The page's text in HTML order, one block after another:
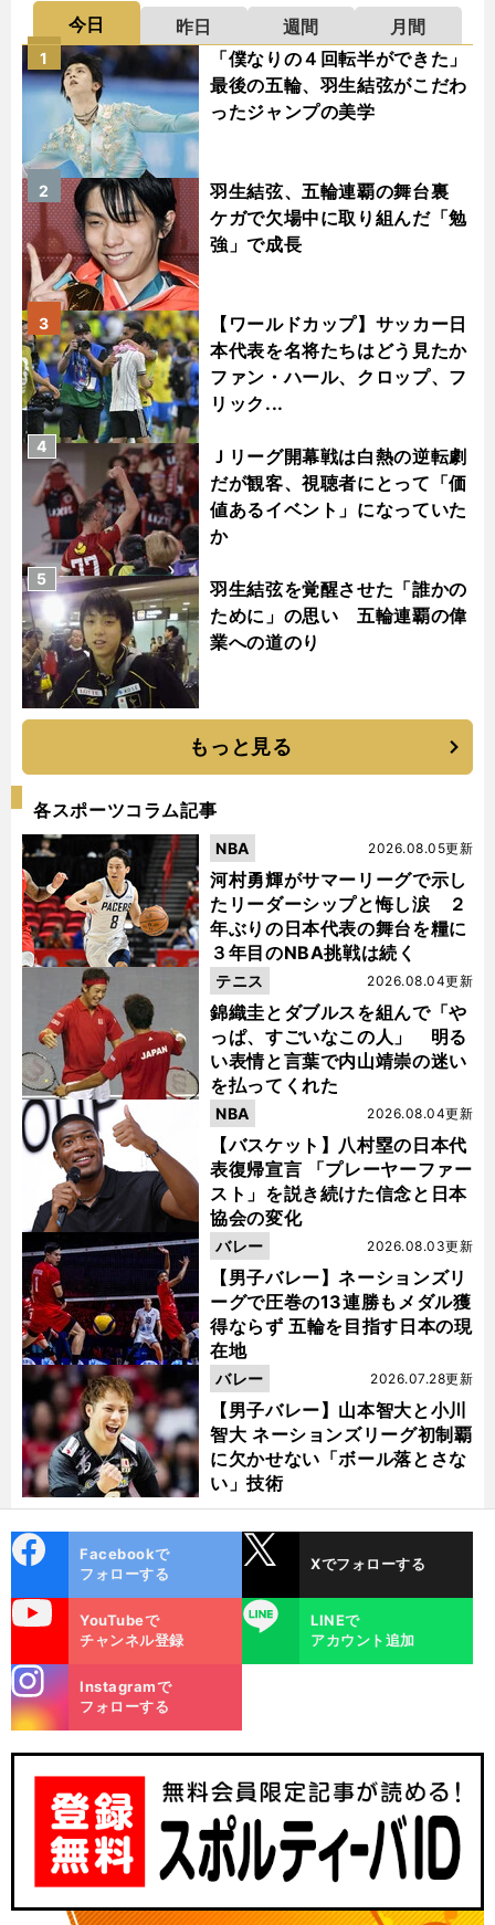
今日 昨日 週間
月間
「僕なりの４回転半ができた」
最後の五輪、羽生結弦がこだわ
ったジャンプの美学
1
羽生結弦、五輪連覇の舞台裏
ケガで欠場中に取り組んだ「勉
強」で成長
2
【ワールドカップ】サッカー日
本代表を名将たちはどう見たか
ファン・ハール、クロップ、フ
リック...
3
Ｊリーグ開幕戦は白熱の逆転劇
だが観客、視聴者にとって「価
値あるイベント」になっていた
か
4
羽生結弦を覚醒させた「誰かの
ために」の思い 五輪連覇の偉
業への道のり
5
もっと見る
各スポーツコラム記事
河村勇輝がサマーリーグで示し
たリーダーシップと悔し涙 ２
年ぶりの日本代表の舞台を糧に
３年目のNBA挑戦は続く
2026.08.05更新
NBA
錦織圭とダブルスを組んで「や
っぱ、すごいなこの人」 明る
い表情と言葉で内山靖崇の迷い
を払ってくれた
2026.08.04更新
テニス
【バスケット】八村塁の日本代
表復帰宣言 「プレーヤーファー
スト」を説き続けた信念と日本
協会の変化
2026.08.04更新
NBA
【男子バレー】ネーションズリ
ーグで圧巻の13連勝もメダル獲
得ならず 五輪を目指す日本の現
在地
2026.08.03更新
バレー
【男子バレー】山本智大と小川
智大 ネーションズリーグ初制覇
に欠かせない「ボール落とさな
い」技術
2026.07.28更新
バレー
ok
Facebookで
フォローする
Xでフォローする
YouTubeで
チャンネル登録
LINE
LINEで
アカウント追加
m
Instagramで
フォローする